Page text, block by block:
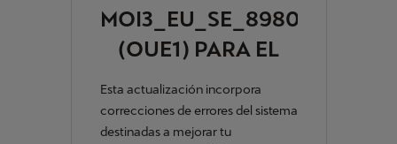
MOI3_EU_SE_8980L
(OUE1) PARA EL
CUPRA LEÓN Y
FORMENTOR
Esta actualización incorpora
correcciones de errores del sistema
destinadas a mejorar tu